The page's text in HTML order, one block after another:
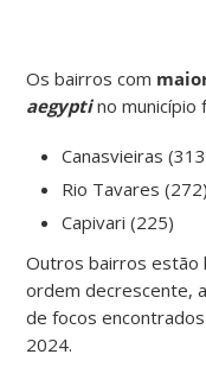
Os bairros com
aegyptino município
Canasvieiras
Rio Tavares
Capivari (225)
Outros bairros estão
ordem decrescente,
de focos
2024.